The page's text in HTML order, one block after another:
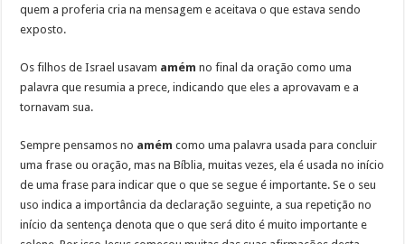
quem a proferia cria na mensagem e aceitava o que estava sendo
exposto.
Os filhos de Israel usavam amém no final da oração como uma
palavra que resumia a prece, indicando que eles a aprovavam e a
tornavam sua.
Sempre pensamos no amém como uma palavra usada para concluir
uma frase ou oração, mas na Bíblia, muitas vezes, ela é usada no início
de uma frase para indicar que o que se segue é importante. Se o seu
uso indica a importância da declaração seguinte, a sua repetição no
início da sentença denota que o que será dito é muito importante e